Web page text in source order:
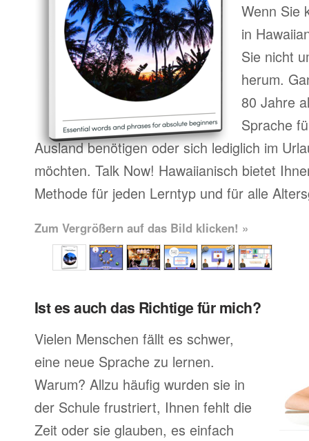
Wenn Sie
in
Sie nicht
herum.
80 Jahre
Sprache
Ausland benötigen oder sich lediglich im
möchten. Talk Now! Hawaiianisch bietet
Methode für jeden Lerntyp und für alle
Zum Vergrößern auf das Bild klicken! »
Ist es auch das Richtige für mich?
Vielen Menschen fällt es schwer,
eine neue Sprache zu lernen.
Warum? Allzu häufig wurden sie in
der Schule frustriert, Ihnen fehlt die
Zeit oder sie glauben, es einfach